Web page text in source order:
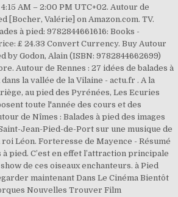
4:15 AM – 2:00 PM UTC+02. Autour de
[Bocher, Valérie] on Amazon.com. TV.
à pied: 9782844661616: Books -
£ 24.33 Convert Currency. Buy Autour
by Godon, Alain (ISBN: 9782844662699)
Autour de Rennes : 27 idées de balades à
la vallée de la Vilaine - actu.fr . A la
au pied des Pyrénées, Les Ecuries
toute l'année des cours et des
de Nîmes : Balades à pied des images
Jean-Pied-de-Port sur une musique de
Léon. Forteresse de Mayence - Résumé
pied. C’est en effet l’attraction principale
de ces oiseaux enchanteurs. à Pied
maintenant Dans Le Cinéma Bientôt
Nouvelles Trouver Film